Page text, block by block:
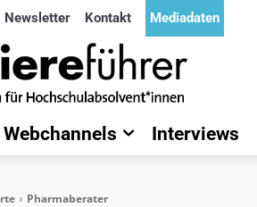
Newsletter Kontakt Mediadaten
Webchannels Interviews
Pharmaberater